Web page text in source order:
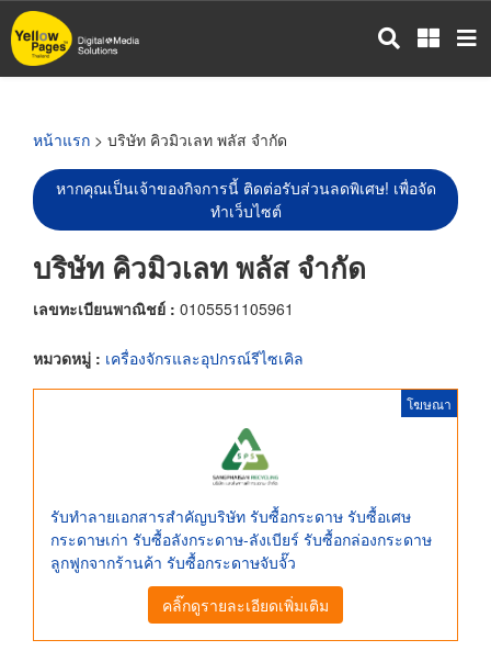
ข้าม
ไป
หน้าแรก > บริษัท คิวมิวเลท พลัส จำกัด
หากคุณเป็นเจ้าของกิจการนี้ ติดต่อรับส่วนลดพิเศษ! เพื่อจัด
ทำเว็บไซต์
บริษัท คิวมิวเลท พลัส จำกัด
เลขทะเบียนพาณิชย์ : 0105551105961
หมวดหมู่ : เครื่องจักรและอุปกรณ์รีไซเคิล
โฆษณา
รับทำลายเอกสารสำคัญบริษัท รับซื้อกระดาษ รับซื้อเศษ
กระดาษเก่า รับซื้อลังกระดาษ-ลังเบียร์ รับซื้อกล่องกระดาษ
ลูกฟูกจากร้านค้า รับซื้อกระดาษจับจั๊ว
คลิ๊กดูรายละเอียดเพิ่มเติม